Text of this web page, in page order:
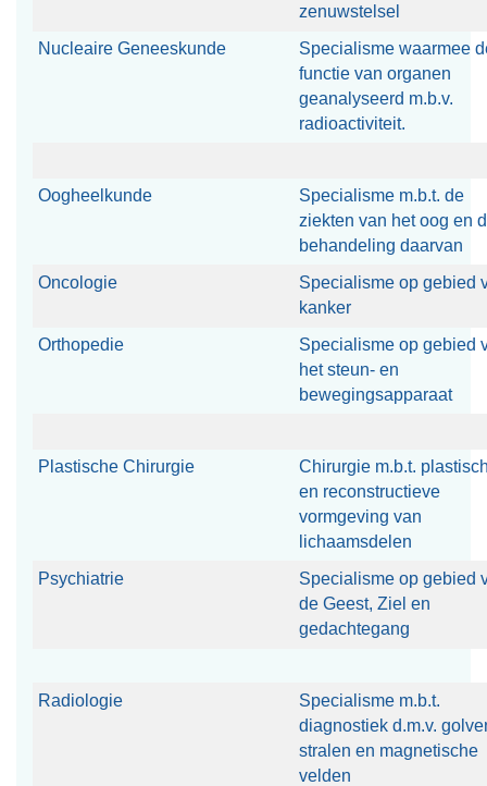
zenuwstelsel
Nucleaire Geneeskunde
Specialisme waarmee
functie van organen
geanalyseerd m.b.v.
radioactiviteit.
Oogheelkunde
Specialisme m.b.t. de
ziekten van het oog en
behandeling daarvan
Oncologie
Specialisme op gebied
kanker
Orthopedie
Specialisme op gebied
het steun- en
bewegingsapparaat
Plastische Chirurgie
Chirurgie m.b.t.
en reconstructieve
vormgeving van
lichaamsdelen
Psychiatrie
Specialisme op gebied
de Geest, Ziel en
gedachtegang
Radiologie
Specialisme m.b.t.
diagnostiek d.m.v.
stralen en magnetische
velden